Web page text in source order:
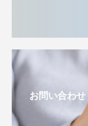
お問い合わせ